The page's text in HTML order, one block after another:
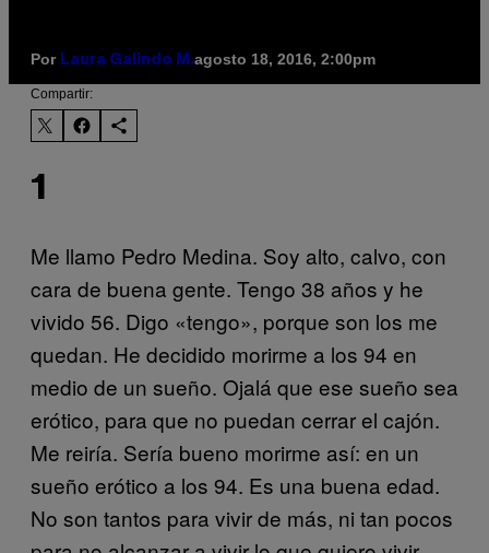
Por Laura Galindo M.agosto 18, 2016, 2:00pm
Compartir:
1
Me llamo Pedro Medina. Soy alto, calvo, con
cara de buena gente. Tengo 38 años y he
vivido 56. Digo «tengo», porque son los me
quedan. He decidido morirme a los 94 en
medio de un sueño. Ojalá que ese sueño sea
erótico, para que no puedan cerrar el cajón.
Me reiría. Sería bueno morirme así: en un
sueño erótico a los 94. Es una buena edad.
No son tantos para vivir de más, ni tan pocos